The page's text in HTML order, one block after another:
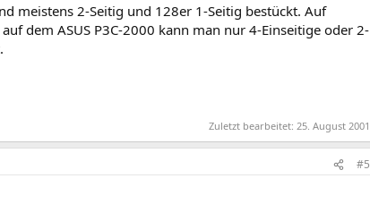
meistens 2-Seitig und 128er 1-Seitig bestückt. Auf
dem ASUS P3C-2000 kann man nur 4-Einseitige oder 2-
Zuletzt bearbeitet: 25. August 2001
#5